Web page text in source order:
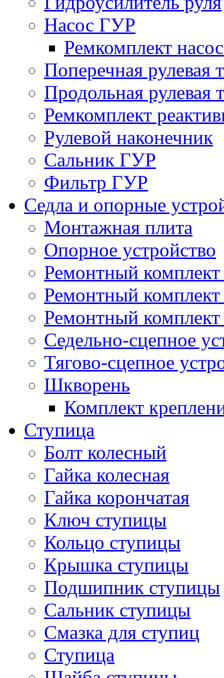
Насос ГУР
Ремкомплект
Поперечная рулевая
Продольная рулевая
Ремкомплект
Рулевой наконечник
Сальник ГУР
Фильтр ГУР
Седла и опорные
Монтажная плита
Опорное устройство
Ремонтный комплект
Ремонтный
Ремонтный комплект
Седельно-сцепное
Тягово-сцепное
Шкворень
Комплект
Ступица
Болт колесный
Гайка колесная
Гайка корончатая
Ключ ступицы
Кольцо ступицы
Крышка ступицы
Подшипник ступицы
Сальник ступицы
Смазка для ступиц
Ступица